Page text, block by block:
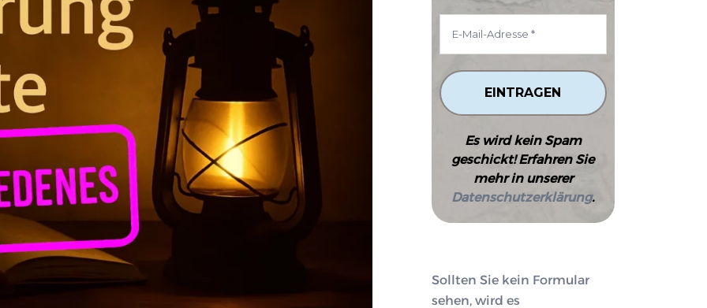
Es wird kein Spam
geschickt! Erfahren Sie
mehr in unserer
Datenschutzerklärung.
Sollten Sie kein Formular
sehen, wird es